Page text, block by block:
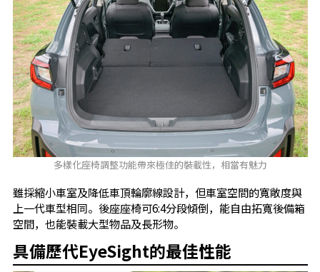
多樣化座椅調整功能帶來極佳的裝載性，相當有魅力
雖採縮小車室及降低車頂輪廓線設計，但車室空間的寬敞度與
上一代車型相同。後座座椅可6:4分段傾倒，能自由拓寬後備箱
空間，也能裝載大型物品及長形物。
具備歷代EyeSight的最佳性能